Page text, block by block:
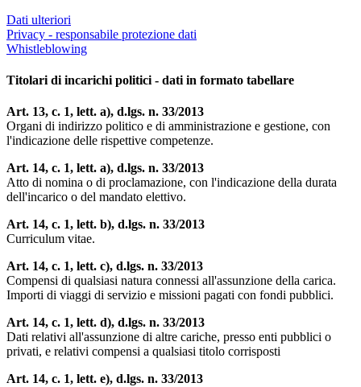
Dati ulteriori
Privacy - responsabile protezione dati
Whistleblowing
Titolari di incarichi politici - dati in formato tabellare
Art. 13, c. 1, lett. a), d.lgs. n. 33/2013
Organi di indirizzo politico e di amministrazione e gestione, con
l'indicazione delle rispettive competenze.
Art. 14, c. 1, lett. a), d.lgs. n. 33/2013
Atto di nomina o di proclamazione, con l'indicazione della durata
dell'incarico o del mandato elettivo.
Art. 14, c. 1, lett. b), d.lgs. n. 33/2013
Curriculum vitae.
Art. 14, c. 1, lett. c), d.lgs. n. 33/2013
Compensi di qualsiasi natura connessi all'assunzione della carica.
Importi di viaggi di servizio e missioni pagati con fondi pubblici.
Art. 14, c. 1, lett. d), d.lgs. n. 33/2013
Dati relativi all'assunzione di altre cariche, presso enti pubblici o
privati, e relativi compensi a qualsiasi titolo corrisposti
Art. 14, c. 1, lett. e), d.lgs. n. 33/2013